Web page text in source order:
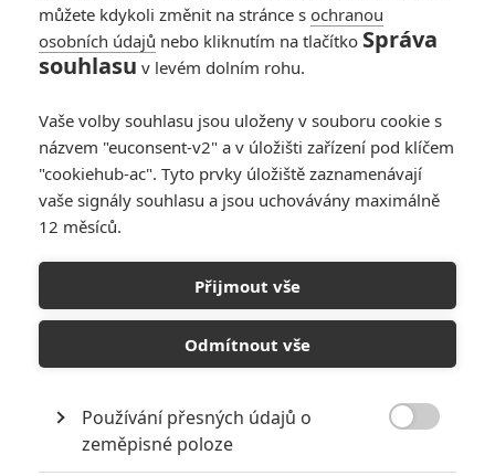
PŘIDAT NOVÝ KOMENTÁŘ
Pro psaní komentářů, se přihlašte.
RECENZE FILMŮ
10
narůžovo
5
Recenze: Záhada strašidelného
zámku úroveň štědrovečerních
pohádek nepozvedla
8 Recenze: Občanská válka
můžete kdykoli změnit na stránce s ochranou
osobních údajů nebo kliknutím na tlačítko Správa
souhlasu v levém dolním rohu.
Vaše volby souhlasu jsou uloženy v souboru cookie s
názvem "euconsent-v2" a v úložišti zařízení pod klíčem
"cookiehub-ac". Tyto prvky úložiště zaznamenávají
vaše signály souhlasu a jsou uchovávány maximálně
12 měsíců.
Přijmout vše
Odmítnout vše
Používání přesných údajů o
zeměpisné poloze